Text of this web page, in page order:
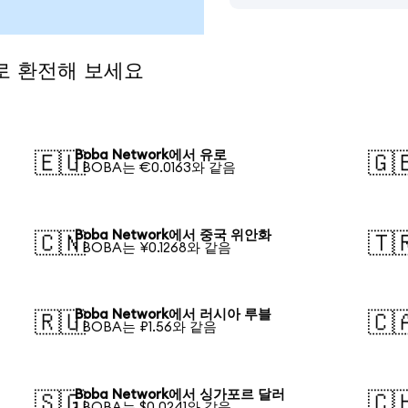
전해 보세요
🇪🇺Boba Network에서 유로
1 BOBA는 €0.0163와 같음
🇨🇳Boba Network에서 중국 위안화
1 BOBA는 ¥0.1268와 같음
🇷🇺Boba Network에서 러시아 루블
1 BOBA는 ₽1.56와 같음
Boba Network에서 싱가포르 달러